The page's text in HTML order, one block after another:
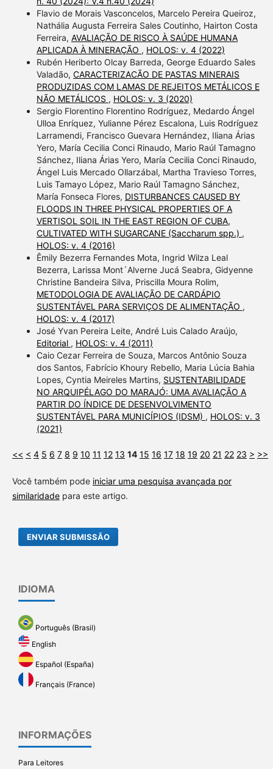
Flavio de Morais Vasconcelos, Marcelo Pereira Queiroz,
Nathália Augusta Ferreira Sales Coutinho, Hairton Costa
Ferreira, AVALIAÇÃO DE RISCO À SAÚDE HUMANA
APLICADA À MINERAÇÃO , HOLOS: v. 4 (2022)
Rubén Heriberto Olcay Barreda, George Eduardo Sales
Valadão, CARACTERIZACÃO DE PASTAS MINERAIS
PRODUZIDAS COM LAMAS DE REJEITOS METÁLICOS E
NÃO METÁLICOS , HOLOS: v. 3 (2020)
Sergio Florentino Florentino Rodríguez, Medardo Ángel
Ulloa Enríquez, Yulianne Pérez Escalona, Luis Rodríguez
Larramendi, Francisco Guevara Hernández, Iliana Árias
Yero, María Cecilia Conci Rinaudo, Mario Raúl Tamagno
Sánchez, Iliana Árias Yero, María Cecilia Conci Rinaudo,
Ángel Luis Mercado Ollarzábal, Martha Travieso Torres,
Luis Tamayo López, Mario Raúl Tamagno Sánchez,
María Fonseca Flores, DISTURBANCES CAUSED BY
FLOODS IN THREE PHYSICAL PROPERTIES OF A
VERTISOL SOIL IN THE EAST REGION OF CUBA,
CULTIVATED WITH SUGARCANE (Saccharum spp.) ,
HOLOS: v. 4 (2016)
Êmily Bezerra Fernandes Mota, Ingrid Wilza Leal
Bezerra, Larissa Mont´Alverne Jucá Seabra, Gidyenne
Christine Bandeira Silva, Priscilla Moura Rolim,
METODOLOGIA DE AVALIAÇÃO DE CARDÁPIO
SUSTENTÁVEL PARA SERVIÇOS DE ALIMENTAÇÃO ,
HOLOS: v. 4 (2017)
José Yvan Pereira Leite, André Luis Calado Araújo,
Editorial , HOLOS: v. 4 (2011)
Caio Cezar Ferreira de Souza, Marcos Antônio Souza
dos Santos, Fabrício Khoury Rebello, Maria Lúcia Bahia
Lopes, Cyntia Meireles Martins, SUSTENTABILIDADE
NO ARQUIPÉLAGO DO MARAJÓ: UMA AVALIAÇÃO A
PARTIR DO ÍNDICE DE DESENVOLVIMENTO
SUSTENTÁVEL PARA MUNICÍPIOS (IDSM) , HOLOS: v. 3
(2021)
<< < 4 5 6 7 8 9 10 11 12 13 14 15 16 17 18 19 20 21 22 23 > >>
Você também pode iniciar uma pesquisa avançada por
similaridadepara este artigo.
ENVIAR SUBMISSÃO
IDIOMA
Português (Brasil)
English
Español (España)
Français (France)
INFORMAÇÕES
Para Leitores